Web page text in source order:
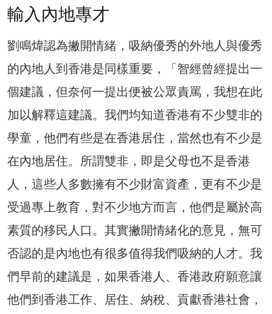
輸入內地專才
劉鳴煒認為撇開情緒，吸納優秀的外地人與優秀
的內地人到香港是同樣重要，「智經曾經提出一
個建議，但奈何一提出便被公眾責罵，我想在此
加以解釋這建議。我們均知道香港有不少雙非的
學童，他們有些是在香港居住，當然也有不少是
在內地居住。所謂雙非，即是父母也不是香港
人，這些人多數擁有不少財富資產，更有不少是
受過專上教育，對不少地方而言，他們是屬於高
素質的移民人口。其實撇開情緒化的意見，無可
否認的是內地也有很多值得我們吸納的人才。我
們早前的建議是，如果香港人、香港政府願意讓
他們到香港工作、居住、納稅、貢獻香港社會，